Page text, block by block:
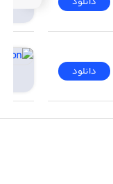
دانلود